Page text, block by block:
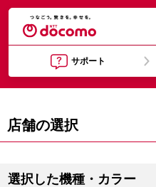
サポート
店舗の選択
選択した機種・カラー